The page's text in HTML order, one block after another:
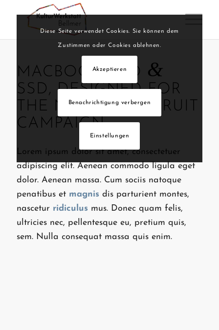
MACBOOK PRO &
SSD, DESIGNED FOR
THE NEW GRAPEFRUIT
CAMPAIGN
Lorem ipsum dolor sit amet, consectetuer
adipiscing elit. Aenean commodo ligula eget
dolor. Aenean massa. Cum sociis natoque
penatibus et magnisdis parturient montes,
nascetur ridiculusmus. Donec quam felis,
ultricies nec, pellentesque eu, pretium quis,
sem. Nulla consequat massa quis enim.
Diese Seite verwendet Cookies. Sie können dem
Zustimmen oder Cookies ablehnen.
Akzeptieren
Benachrichtigung verbergen
Einstellungen